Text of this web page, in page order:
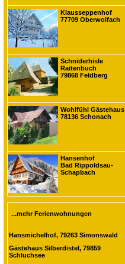
Klausseppenhof
77709 Oberwolfach
Schniderhisle
Raitenbuch
79868 Feldberg
Wohlfühl Gästehaus
78136 Schonach
Hansenhof
Bad Rippoldsau-
Schapbach
...mehr Ferienwohnungen
Hansmichelhof, 79263 Simonswald
Gästehaus Silberdistel, 79859
Schluchsee